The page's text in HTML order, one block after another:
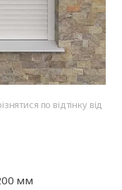
по відтінку від
мм